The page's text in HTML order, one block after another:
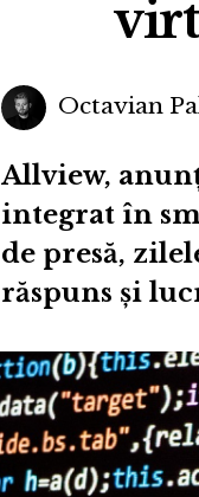
Octavian
Allview,
integrat în
de presă,
răspuns și